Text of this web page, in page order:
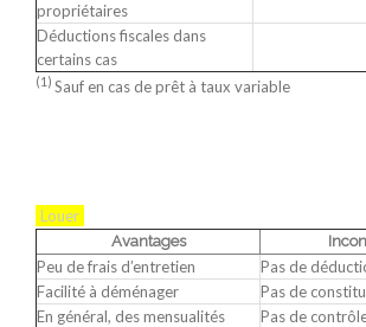
propriétaires
Déductions fiscales dans
certains cas
(1) Sauf en cas de prêt à taux variable
Louer
Avantages
Peu de frais d’entretien
Pas de
Facilité à déménager
Pas de
En général, des mensualités
Pas de